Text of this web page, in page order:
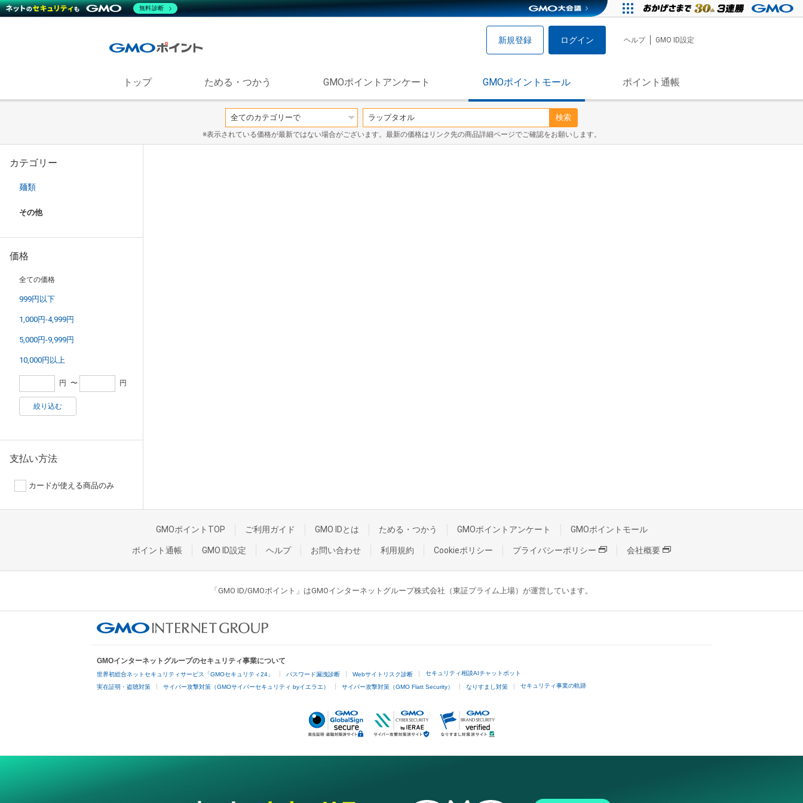
新規登録 ログイン ヘルプ GMO ID設定
トップ ためる・つかう GMOポイントアンケート GMOポイントモール ポイント通帳
検索
※表示されている価格が最新ではない場合がございます。最新の価格はリンク先の商品詳細ページでご確認をお願いします。
カテゴリー
麺類
その他
価格
全ての価格
999円以下
1,000円-4,999円
5,000円-9,999円
10,000円以上
円 〜 円
絞り込む
支払い方法
カードが使える商品のみ
GMOポイントTOP ご利用ガイド GMO IDとは ためる・つかう GMOポイントアンケート GMOポイントモール
ポイント通帳 GMO ID設定 ヘルプ お問い合わせ 利用規約 Cookieポリシー プライバシーポリシー 会社概要
「GMO ID/GMOポイント」はGMOインターネットグループ株式会社（東証プライム上場）が運営しています。
GMOインターネットグループのセキュリティ事業について
世界初総合ネットセキュリティサービス「GMOセキュリティ24」 パスワード漏洩診断 Webサイトリスク診断 セキュリティ相談AIチャットボット
実在証明・盗聴対策 サイバー攻撃対策（GMOサイバーセキュリティ byイエラエ） サイバー攻撃対策（GMO Flatt Security） なりすまし対策 セキュリティ事業の軌跡
無料診断